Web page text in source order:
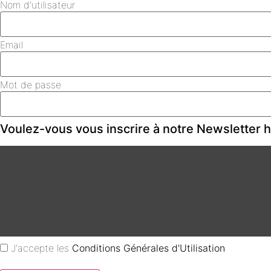
Nom d'utilisateur
Email
Mot de passe
Voulez-vous vous inscrire à notre Newsletter
J'accepte les Conditions Générales d'Utilisation